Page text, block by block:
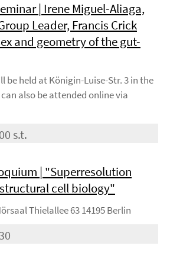
| Irene Miguel-Aliaga,
Leader, Francis Crick
and geometry of the gut-
be held at Königin-Luise-Str. 3 in the
also be attended online via
s.t.
| "Superresolution
cell biology"
Thielallee 63 14195 Berlin